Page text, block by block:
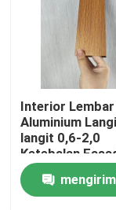
Rumah
Produk
Interior Lembar
Aluminium
langit 0,6-2,0
Ketebalan
Tembok
Lapisan Hiasan
Marmer Biji